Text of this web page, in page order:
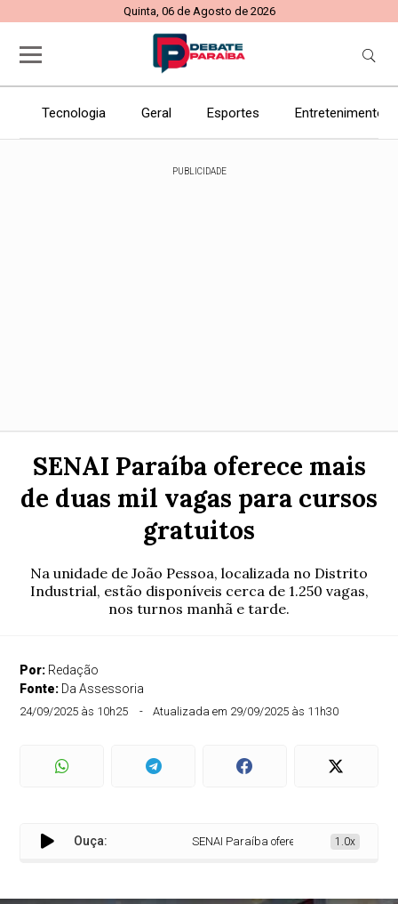
Quinta, 06 de Agosto de 2026
Tecnologia Geral Esportes Entretenimento
PUBLICIDADE
SENAI Paraíba oferece mais
de duas mil vagas para cursos
gratuitos
Na unidade de João Pessoa, localizada no Distrito
Industrial, estão disponíveis cerca de 1.250 vagas,
nos turnos manhã e tarde.
Por: Redação
Fonte: Da Assessoria
24/09/2025 às 10h25 Atualizada em 29/09/2025 às 11h30
Ouça: SENAI Paraíba oferece mais de duas
1.0x